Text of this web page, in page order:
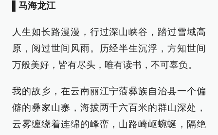
▌马海龙江
人生如长路漫漫，行过深山峡谷，踏过雪域高
原，阅过世间风雨。历经半生沉浮，方知世间
万般美好，皆有尽头，唯有读书，不可辜负。
我的故乡，在云南丽江宁蒗彝族自治县一个偏
僻的彝家山寨，海拔两千六百米的群山深处，
云雾缠绕着连绵的峰峦，山路崎岖蜿蜒，隔绝